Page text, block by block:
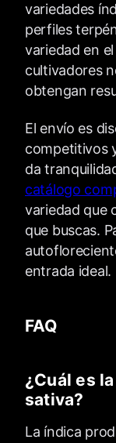
variedades
perfiles
variedad en
cultivadores
obtengan
El envío es
competitivos
da
catálogo
variedad que
que buscas.
entrada ideal.
FAQ
¿Cuál es
sativa?
La índica